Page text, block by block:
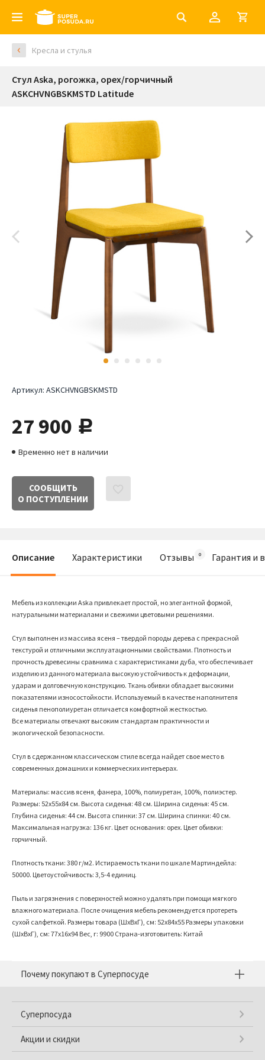
Кресла и стулья
Стул Aska, рогожка, орех/горчичный
ASKCHVNGBSKMSTD Latitude
Артикул: ASKCHVNGBSKMSTD
27 900 руб.
Временно нет в наличии
СООБЩИТЬ
О ПОСТУПЛЕНИИ
Описание Характеристики Отзывы Гарантия и
Мебель из коллекции Aska привлекает простой, но элегантной формой,
натуральными материалами и свежими цветовыми решениями.
Cтул выполнен из массива ясеня – твердой породы дерева с прекрасной
текстурой и отличными эксплуатационными свойствами. Плотность и
прочность древесины сравнима с характеристиками дуба, что обеспечивает
изделию из данного материала высокую устойчивость к деформации,
ударам и долговечную конструкцию. Ткань обивки обладает высокими
показателями износостойкости. Используемый в качестве наполнителя
сиденья пенополиуретан отличается комфортной жесткостью.
Все материалы отвечают высоким стандартам практичности и
экологической безопасности.
Cтул в сдержанном классическом стиле всегда найдет свое место в
современных домашних и коммерческих интерьерах.
Материалы: массив ясеня, фанера, 100%, полиуретан, 100%, полиэстер.
Размеры: 52х55х84 см. Высота сиденья: 48 см. Ширина сиденья: 45 см.
Глубина сиденья: 44 см. Высота спинки: 37 см. Ширина спинки: 40 см.
Максимальная нагрузка: 136 кг. Цвет основания: орех. Цвет обивки:
горчичный.
Плотность ткани: 380 г/м2. Истираемость ткани по шкале Мартиндейла:
50000. Цветоустойчивость: 3,5-4 единиц.
Пыль и загрязнения с поверхностей можно удалять при помощи мягкого
влажного материала. После очищения мебель рекомендуется протереть
сухой салфеткой. Размеры товара (ШхВхГ), см: 52x84x55 Размеры упаковки
(ШхВхГ), см: 77x16x94 Вес, г: 9900 Страна-изготовитель: Китай
Почему покупают в Суперпосуде
Суперпосуда
Акции и скидки